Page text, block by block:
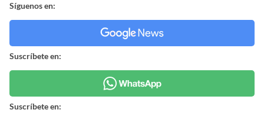
Síguenos en:
Suscríbete en:
Suscríbete en: